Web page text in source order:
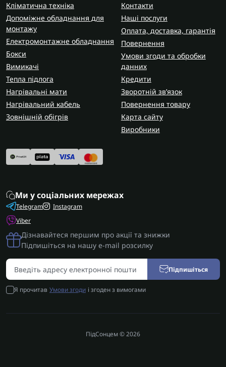
Кліматична техніка
Допоміжне обладнання для
монтажу
Електромонтажне обладнання
Бокси
Вимикачі
Тепла підлога
Нагрівальні мати
Нагрівальний кабель
Зовнішній обігрів
Контакти
Наші послуги
Оплата, доставка, гарантія
Повернення
Умови згоди та обробки
данних
Кредити
Зворотній зв’язок
Повернення товару
Карта сайту
Виробники
Ми у соціальних мережах
Telegram
Viber
Instagram
Дізнавайтеся першим про акції та знижки
Підпишіться на нашу e-mail розсилку
Підпишіться
Я прочитав Умови згоди і згоден з вимогами
ПідСонцем © 2026